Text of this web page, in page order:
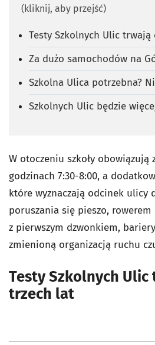
(kliknij, aby przejść)
Testy Szkolnych Ulic
Za dużo samochodów na
Szkolna Ulica potrzebna?
Szkolnych Ulic będzie
W otoczeniu szkoły obowiązują
godzinach 7:30-8:00, a
które wyznaczają odcinek ulicy
poruszania się pieszo, rowerem
z pierwszym dzwonkiem,
zmienioną organizacją ruchu
Testy Szkolnych Ulic
trzech lat